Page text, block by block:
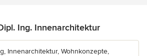
Ing. Innenarchitektur
Innenarchitektur, Wohnkonzepte,